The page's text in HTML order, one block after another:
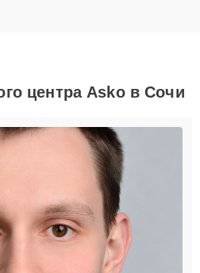
центра Asko в Сочи